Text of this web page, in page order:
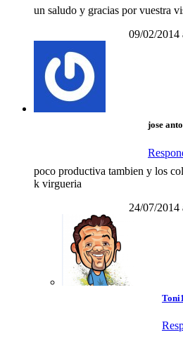
un saludo y gracias por vuestra
09/02/2014
jose
poco productiva tambien y los
k virgueria
24/07/2014